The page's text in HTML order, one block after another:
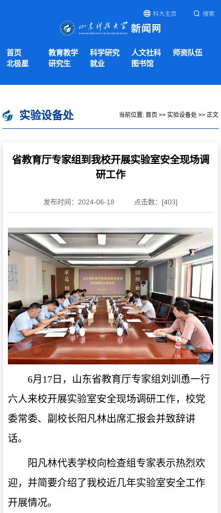
科大主页 搜索
首页 教育教学 科学研究 人文社科
师资队伍
北极星
研究生 就业 图书馆
实验设备处 当前位置: 首页 >> 实验设备处 >> 正文
省教育厅专家组到我校开展实验室安全现场调
研工作
发布时间：2024-06-18 点击数：[403]
6月17日，山东省教育厅专家组刘训恿一行
六人来校开展实验室安全现场调研工作，校党
委常委、副校长阳凡林出席汇报会并致辞讲
话。
阳凡林代表学校向检查组专家表示热烈欢
迎，并简要介绍了我校近几年实验室安全工作
开展情况。